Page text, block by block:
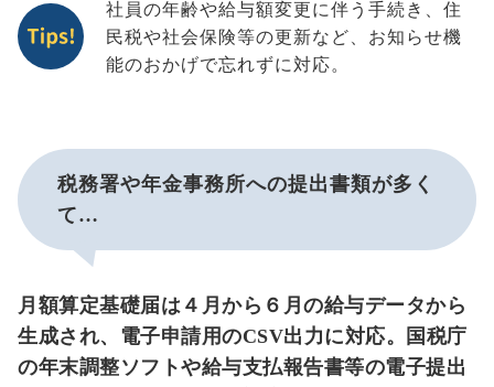
社員の年齢や給与額変更に伴う手続き、住
民税や社会保険等の更新など、お知らせ機
能のおかげで忘れずに対応。
税務署や年金事務所への提出書類が多く
て…
月額算定基礎届は４月から６月の給与データから
生成され、電子申請用のCSV出力に対応。国税庁
の年末調整ソフトや給与支払報告書等の電子提出